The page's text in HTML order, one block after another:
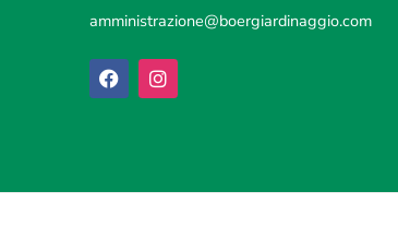
amministrazione@boergiardinaggio.com